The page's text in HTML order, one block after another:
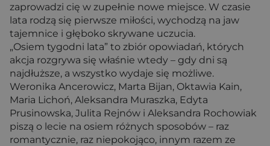
zaprowadzi cię w zupełnie nowe miejsce. W czasie
lata rodzą się pierwsze miłości, wychodzą na jaw
tajemnice i głęboko skrywane uczucia.
„Osiem tygodni lata” to zbiór opowiadań, których
akcja rozgrywa się właśnie wtedy – gdy dni są
najdłuższe, a wszystko wydaje się możliwe.
Weronika Ancerowicz, Marta Bijan, Oktawia Kain,
Maria Lichoń, Aleksandra Muraszka, Edyta
Prusinowska, Julita Rejnów i Aleksandra Rochowiak
piszą o lecie na osiem różnych sposobów – raz
romantycznie, raz niepokojąco, innym razem ze